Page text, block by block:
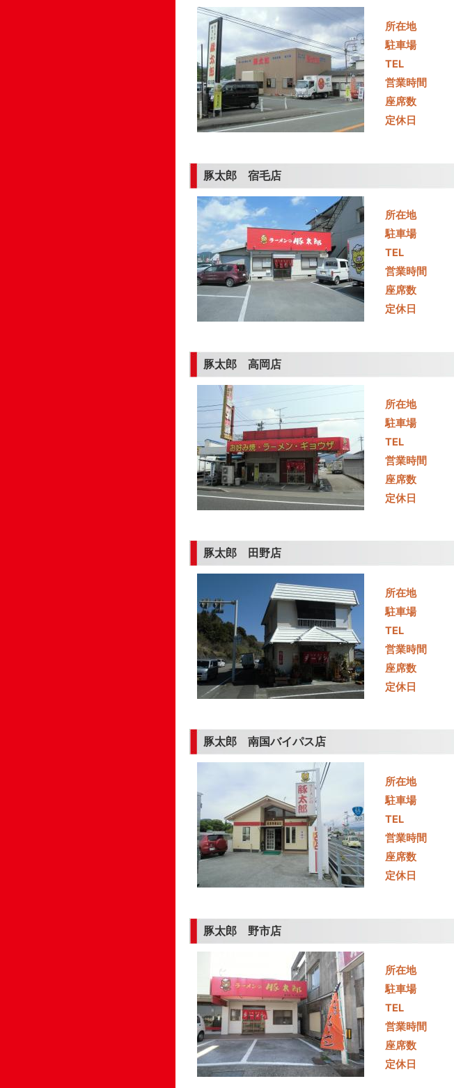
所在地
駐車場
TEL
営業時間
座席数
定休日
豚太郎 宿毛店
所在地
駐車場
TEL
営業時間
座席数
定休日
豚太郎 高岡店
所在地
駐車場
TEL
営業時間
座席数
定休日
豚太郎 田野店
所在地
駐車場
TEL
営業時間
座席数
定休日
豚太郎 南国バイパス店
所在地
駐車場
TEL
営業時間
座席数
定休日
豚太郎 野市店
所在地
駐車場
TEL
営業時間
座席数
定休日